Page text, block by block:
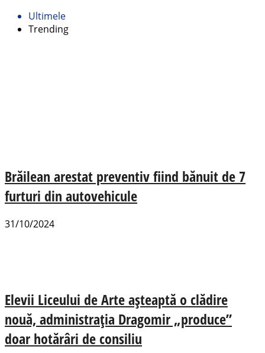
Ultimele
Trending
Brăilean arestat preventiv fiind bănuit de 7
furturi din autovehicule
31/10/2024
Elevii Liceului de Arte așteaptă o clădire
nouă, administrația Dragomir „produce”
doar hotărâri de consiliu